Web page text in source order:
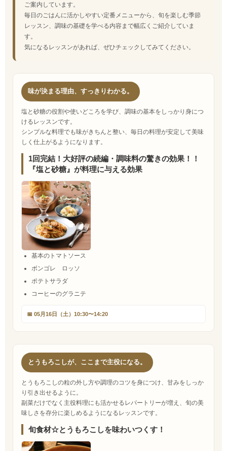
ご案内しています。
毎日のごはんに活かしやすい定番メニューから、旬を楽しむ季節
レッスン、調味の基礎を学べる内容まで幅広くご紹介していま
す。
気になるレッスンがあれば、ぜひチェックしてみてください。
味が決まる理由、すっきりわかる。
塩と砂糖の役割や使いどころを学び、調味の基本をしっかり身につ
けるレッスンです。
シンプルな料理でも味がきちんと整い、毎日の料理が安定して美味
しく仕上がるようになります。
1回完結！大好評の続編・調味料の驚きの効果！！
『塩と砂糖』が料理に与える効果
基本のトマトソース
ボンゴレ ロッソ
ポテトサラダ
コーヒーのグラニテ
📅 05月16日（土）10:30〜14:20
とうもろこしが、ここまで主役になる。
とうもろこしの粒の外し方や調理のコツを身につけ、甘みをしっか
り引き出せるように。
副菜だけでなく主役料理にも活かせるレパートリーが増え、旬の美
味しさを存分に楽しめるようになるレッスンです。
旬食材☆とうもろこしを味わいつくす！